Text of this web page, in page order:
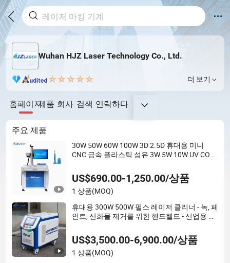
Wuhan HJZ Laser Technology Co., Ltd.
더 보기
홈페이지제품 회사 검색 연락하다
주요 제품
30W 50W 60W 100W 3D 2.5D 휴대용 미니
CNC 금속 플라스틱 섬유 3W 5W 10W UV CO2
계
US$690.00-1,250.00/상품
1 상품(MOQ)
휴대용 300W 500W 펄스 레이저 클리너 - 녹, 페
인트, 산화물 제거를 위한 핸드헬드 - 산업용 등
US$3,500.00-6,900.00/상품
1 상품(MOQ)